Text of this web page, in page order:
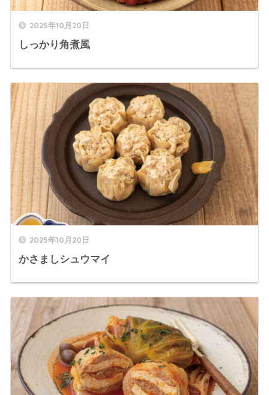
2025年10月20日
しっかり角煮風
2025年10月20日
かさましシュウマイ